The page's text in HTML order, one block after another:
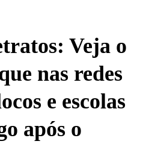
Veja o
nas redes
e escolas
após o